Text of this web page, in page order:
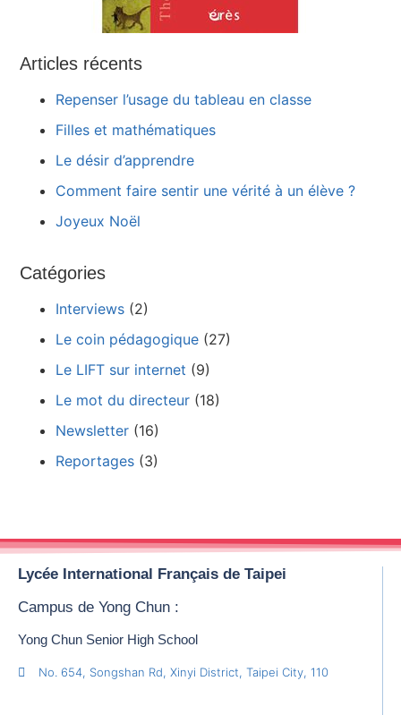
Articles récents
Repenser l’usage du tableau en classe
Filles et mathématiques
Le désir d’apprendre
Comment faire sentir une vérité à un élève ?
Joyeux Noël
Catégories
Interviews (2)
Le coin pédagogique (27)
Le LIFT sur internet (9)
Le mot du directeur (18)
Newsletter (16)
Reportages (3)
Lycée International Français de Taipei
Campus de Yong Chun :
Yong Chun Senior High School
No. 654, Songshan Rd, Xinyi District, Taipei City, 110